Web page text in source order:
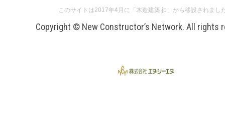
このサイトは2017年4月に「木造建築.jp」から移設されまし
Copyright © New Constructor’s Network. All rights